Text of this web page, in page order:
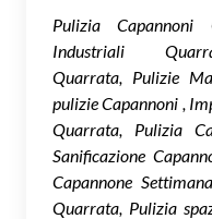
Pulizia Capannoni
Industriali
Quarrata, Pulizie
pulizie Capannoni ,
Quarrata, Pulizia
Sanificazione
Capannone
Quarrata, Pulizia